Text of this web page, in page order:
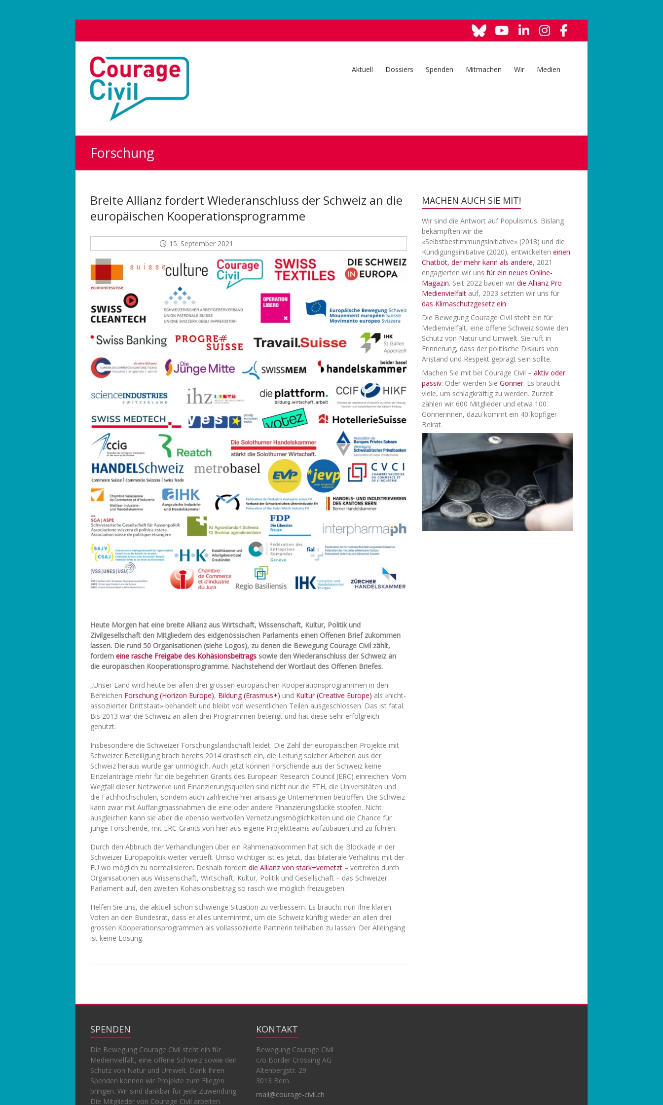
Courage
Civil
Weil
Demokratie
Aktuell Dossiers Spenden Mitmachen Wir Medien
Forschung
Breite Allianz fordert Wiederanschluss der Schweiz an die
europäischen Kooperationsprogramme
15. September 2021
Heute Morgen hat eine breite Allianz aus Wirtschaft, Wissenschaft, Kultur, Politik und
Zivilgesellschaft den Mitgliedern des eidgenössischen Parlaments einen Offenen Brief zukommen
lassen. Die rund 50 Organisationen (siehe Logos), zu denen die Bewegung Courage Civil zählt,
fordern eine rasche Freigabe des Kohäsionsbeitrags sowie den Wiederanschluss der Schweiz an
die europäischen Kooperationsprogramme. Nachstehend der Wortlaut des Offenen Briefes.
„Unser Land wird heute bei allen drei grossen europäischen Kooperationsprogrammen in den
Bereichen Forschung (Horizon Europe), Bildung (Erasmus+) und Kultur (Creative Europe) als «nicht-
assoziierter Drittstaat» behandelt und bleibt von wesentlichen Teilen ausgeschlossen. Das ist fatal.
Bis 2013 war die Schweiz an allen drei Programmen beteiligt und hat diese sehr erfolgreich
genutzt.
Insbesondere die Schweizer Forschungslandschaft leidet. Die Zahl der europäischen Projekte mit
Schweizer Beteiligung brach bereits 2014 drastisch ein, die Leitung solcher Arbeiten aus der
Schweiz heraus wurde gar unmöglich. Auch jetzt können Forschende aus der Schweiz keine
Einzelanträge mehr für die begehrten Grants des European Research Council (ERC) einreichen. Vom
Wegfall dieser Netzwerke und Finanzierungsquellen sind nicht nur die ETH, die Universitäten und
die Fachhochschulen, sondern auch zahlreiche hier ansässige Unternehmen betroffen. Die Schweiz
kann zwar mit Auffangmassnahmen die eine oder andere Finanzierungslücke stopfen. Nicht
ausgleichen kann sie aber die ebenso wertvollen Vernetzungsmöglichkeiten und die Chance für
junge Forschende, mit ERC-Grants von hier aus eigene Projektteams aufzubauen und zu führen.
Durch den Abbruch der Verhandlungen über ein Rahmenabkommen hat sich die Blockade in der
Schweizer Europapolitik weiter vertieft. Umso wichtiger ist es jetzt, das bilaterale Verhältnis mit der
EU wo möglich zu normalisieren. Deshalb fordert die Allianz von stark+vernetzt – vertreten durch
Organisationen aus Wissenschaft, Wirtschaft, Kultur, Politik und Gesellschaft – das Schweizer
Parlament auf, den zweiten Kohäsionsbeitrag so rasch wie möglich freizugeben.
Helfen Sie uns, die aktuell schon schwierige Situation zu verbessern. Es braucht nun Ihre klaren
Voten an den Bundesrat, dass er alles unternimmt, um die Schweiz künftig wieder an allen drei
grossen Kooperationsprogrammen als vollassoziierte Partnerin teilhaben zu lassen. Der Alleingang
ist keine Lösung.
MACHEN AUCH SIE MIT!
Wir sind die Antwort auf Populismus. Bislang
bekämpften wir die
«Selbstbestimmungsinitiative» (2018) und die
Kündigungsinitiative (2020), entwickelteneinen
Chatbot, der mehr kann als andere, 2021
engagierten wir unsfür ein neues Online-
Magazin. Seit 2022 bauen wirdie Allianz Pro
Medienvielfalt auf, 2023 setzten wir uns für
das Klimaschutzgesetz ein.
Die Bewegung Courage Civil steht ein für
Medienvielfalt, eine offene Schweiz sowie den
Schutz von Natur und Umwelt. Sie ruft in
Erinnerung, dass der politische Diskurs von
Anstand und Respekt geprägt sein sollte.
Machen Sie mit bei Courage Civil –aktiv oder
passiv. Oder werden SieGönner. Es braucht
viele, um schlagkräftig zu werden. Zurzeit
zählen wir 600 Mitglieder und etwa 100
Gönnerinnen, dazu kommt ein 40-köpfiger
Beirat.
SPENDEN
Die Bewegung Courage Civil steht ein für
Medienvielfalt, eine offene Schweiz sowie den
Schutz von Natur und Umwelt. Dank Ihren
Spenden können wir Projekte zum Fliegen
bringen. Wir sind dankbar für jede Zuwendung.
Die Mitglieder von Courage Civil arbeiten
KONTAKT
Bewegung Courage Civil
c/o Border Crossing AG
Altenbergstr. 29
3013 Bern
mail@courage-civil.ch